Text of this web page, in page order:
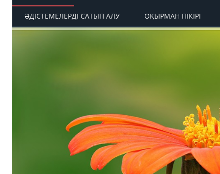
ӘДІСТЕМЕЛЕРДІ САТЫП АЛУ ОҚЫРМАН ПІКІРІ